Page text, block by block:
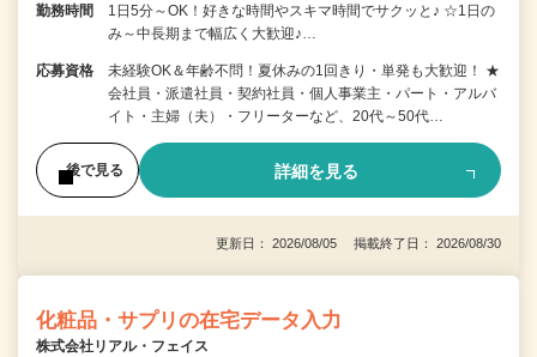
勤務時間
1日5分～OK！好きな時間やスキマ時間でサクッと♪ ☆1日の
み～中長期まで幅広く大歓迎♪…
応募資格
未経験OK＆年齢不問！夏休みの1回きり・単発も大歓迎！ ★
会社員・派遣社員・契約社員・個人事業主・パート・アルバ
イト・主婦（夫）・フリーターなど、20代～50代…
後で見る 詳細を見る
更新日： 2026/08/05 掲載終了日： 2026/08/30
化粧品・サプリの在宅データ入力
株式会社リアル・フェイス